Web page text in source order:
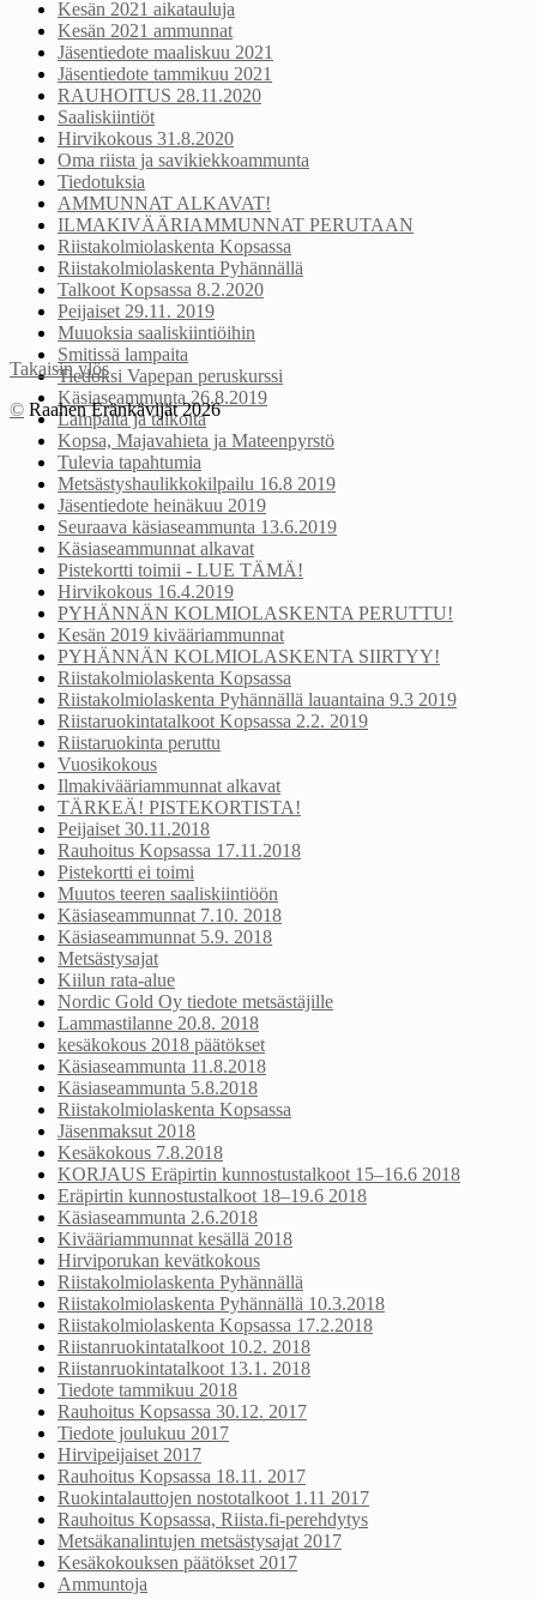
Kesän 2021 aikatauluja
Kesän 2021 ammunnat
Jäsentiedote maaliskuu 2021
Jäsentiedote tammikuu 2021
RAUHOITUS 28.11.2020
Saaliskiintiöt
Hirvikokous 31.8.2020
Oma riista ja savikiekkoammunta
Tiedotuksia
AMMUNNAT ALKAVAT!
ILMAKIVÄÄRIAMMUNNAT PERUTAAN
Riistakolmiolaskenta Kopsassa
Riistakolmiolaskenta Pyhännällä
Talkoot Kopsassa 8.2.2020
Peijaiset 29.11. 2019
Muuoksia saaliskiintiöihin
Smitissä lampaita
Tiedoksi Vapepan peruskurssi
Käsiaseammunta 26.8.2019
Lampaita ja talkoita
Kopsa, Majavahieta ja Mateenpyrstö
Tulevia tapahtumia
Metsästyshaulikkokilpailu 16.8 2019
Jäsentiedote heinäkuu 2019
Seuraava käsiaseammunta 13.6.2019
Käsiaseammunnat alkavat
Pistekortti toimii - LUE TÄMÄ!
Hirvikokous 16.4.2019
PYHÄNNÄN KOLMIOLASKENTA PERUTTU!
Kesän 2019 kivääriammunnat
PYHÄNNÄN KOLMIOLASKENTA SIIRTYY!
Riistakolmiolaskenta Kopsassa
Riistakolmiolaskenta Pyhännällä lauantaina 9.3 2019
Riistaruokintatalkoot Kopsassa 2.2. 2019
Riistaruokinta peruttu
Vuosikokous
Ilmakivääriammunnat alkavat
TÄRKEÄ! PISTEKORTISTA!
Peijaiset 30.11.2018
Rauhoitus Kopsassa 17.11.2018
Pistekortti ei toimi
Muutos teeren saaliskiintiöön
Käsiaseammunnat 7.10. 2018
Käsiaseammunnat 5.9. 2018
Metsästysajat
Kiilun rata-alue
Nordic Gold Oy tiedote metsästäjille
Lammastilanne 20.8. 2018
kesäkokous 2018 päätökset
Käsiaseammunta 11.8.2018
Käsiaseammunta 5.8.2018
Riistakolmiolaskenta Kopsassa
Jäsenmaksut 2018
Kesäkokous 7.8.2018
KORJAUS Eräpirtin kunnostustalkoot 15–16.6 2018
Eräpirtin kunnostustalkoot 18–19.6 2018
Käsiaseammunta 2.6.2018
Kivääriammunnat kesällä 2018
Hirviporukan kevätkokous
Riistakolmiolaskenta Pyhännällä
Riistakolmiolaskenta Pyhännällä 10.3.2018
Riistakolmiolaskenta Kopsassa 17.2.2018
Riistanruokintatalkoot 10.2. 2018
Riistanruokintatalkoot 13.1. 2018
Tiedote tammikuu 2018
Rauhoitus Kopsassa 30.12. 2017
Tiedote joulukuu 2017
Hirvipeijaiset 2017
Rauhoitus Kopsassa 18.11. 2017
Ruokintalauttojen nostotalkoot 1.11 2017
Rauhoitus Kopsassa, Riista.fi-perehdytys
Metsäkanalintujen metsästysajat 2017
Kesäkokouksen päätökset 2017
Ammuntoja
Takaisin ylös
© Raahen Eränkävijät 2026